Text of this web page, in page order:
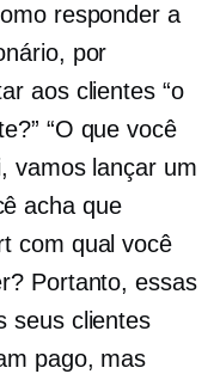
responder a
por
aos clientes “o
“O que você
vamos lançar um
acha que
com qual você
Portanto, essas
seus clientes
pago, mas